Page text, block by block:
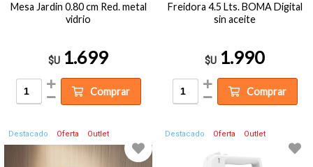
Mesa Jardin 0.80 cm Red. metal
vidrio
$U 1.699
Comprar
Freidora 4.5 Lts. BOMA Digital
sin aceite
$U 1.990
Comprar
Destacado Oferta Outlet Destacado Oferta Outlet